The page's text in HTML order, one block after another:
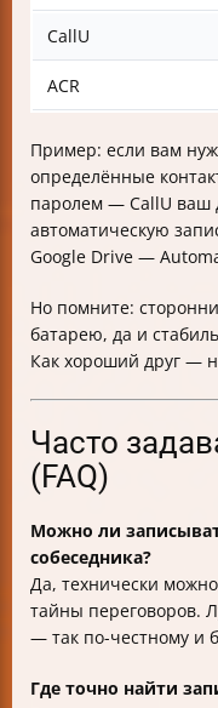
CallU
ACR
Пример: если вам
определённые
паролем — CallU ваш
автоматическую
Google Drive —
Но помните:
батарею, да и
Как хороший друг —
Часто
(FAQ)
Можно ли
собеседника?
Да, технически
тайны переговоров.
— так по-честному и
Где точно найти